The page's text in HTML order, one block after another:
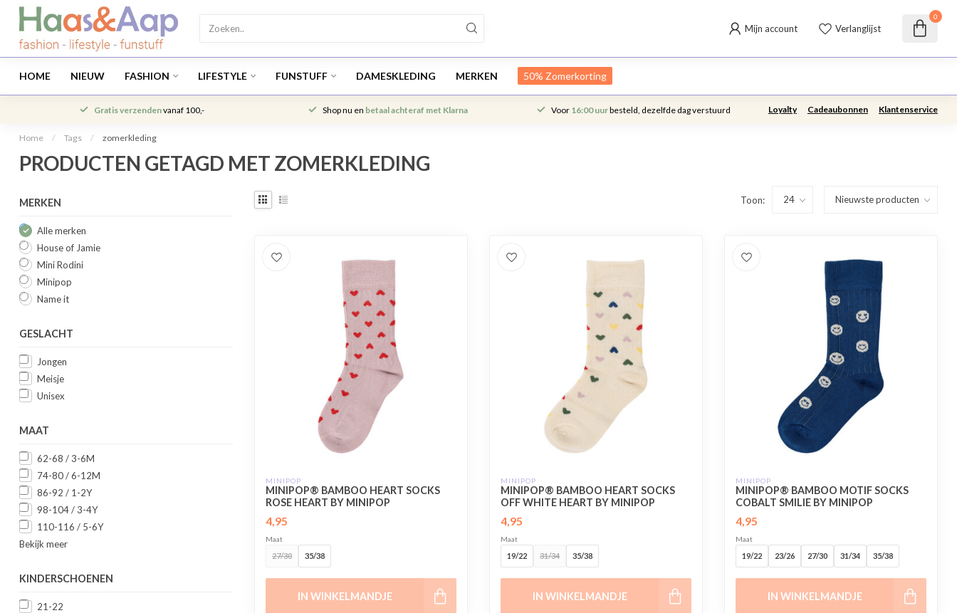
Mijn account Verlanglijst
0
HOME NIEUW FASHION LIFESTYLE FUNSTUFF DAMESKLEDING MERKEN 50% Zomerkorting
Gratis verzendenvanaf 100,- Shop nu en betaal achteraf met Klarna Voor 16:00 uurbesteld, dezelfde dag verstuurd Loyalty Cadeaubonnen Klantenservice
Home / Tags / zomerkleding
PRODUCTEN GETAGD MET ZOMERKLEDING
MERKEN
Alle merken
House of Jamie
Mini Rodini
Minipop
Name it
GESLACHT
Jongen
Meisje
Unisex
MAAT
62-68 / 3-6M
74-80 / 6-12M
86-92 / 1-2Y
98-104 / 3-4Y
110-116 / 5-6Y
Bekijk meer
KINDERSCHOENEN
21-22
Toon:
MINIPOP
MINIPOP® BAMBOO HEART SOCKS
ROSE HEART BY MINIPOP
4,95
Maat
27/30 35/38
IN WINKELMANDJE
MINIPOP
MINIPOP® BAMBOO HEART SOCKS
OFF WHITE HEART BY MINIPOP
4,95
Maat
19/22 31/34 35/38
IN WINKELMANDJE
MINIPOP
MINIPOP® BAMBOO MOTIF SOCKS
COBALT SMILIE BY MINIPOP
4,95
Maat
19/22 23/26 27/30 31/34 35/38
IN WINKELMANDJE